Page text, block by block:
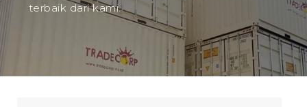
terbaik dari kami.